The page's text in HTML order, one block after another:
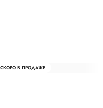
СКОРО В ПРОДАЖЕ